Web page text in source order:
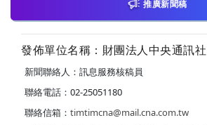
推廣新聞稿
發佈單位名稱：財團法人中央通訊社
新聞聯絡人：訊息服務核稿員
聯絡電話：02-25051180
聯絡信箱： timtimcna@mail.cna.com.tw